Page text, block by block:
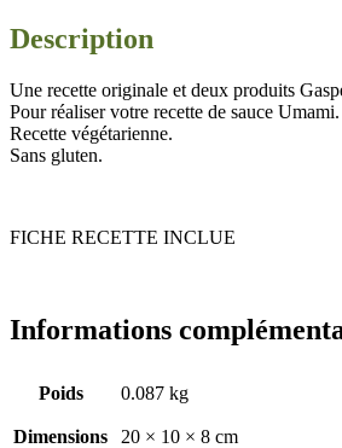
Description
Une recette originale et deux produits
Pour réaliser votre recette de sauce Umami.
Recette végétarienne.
Sans gluten.
FICHE RECETTE INCLUE
Informations
Poids 0.087 kg
Dimensions 20 × 10 × 8 cm